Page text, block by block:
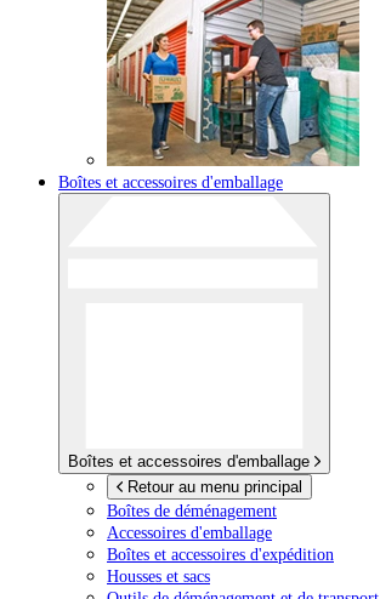
Boîtes et accessoires d'emballage
Boîtes et accessoires d'emballage
Retour au menu principal
Boîtes de déménagement
Accessoires d'emballage
Boîtes et accessoires d'expédition
Housses et sacs